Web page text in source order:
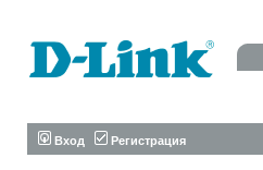
Вход Регистрация